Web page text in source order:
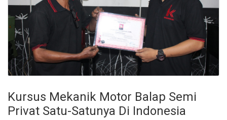
Kursus Mekanik Motor Balap Semi
Privat Satu-Satunya Di Indonesia